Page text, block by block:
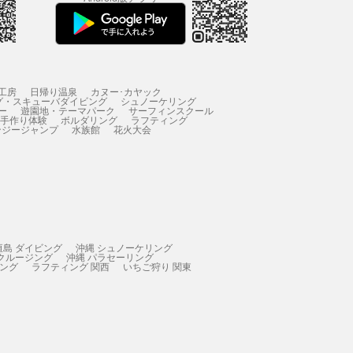
房 日帰り温泉 カヌー･カヤック
・スキューバダイビング シュノーケリング
遊園地・テーマパーク サーフィンスクール
作り体験 ボルダリング ラフティング
ージャンプ 水族館 花火大会
島 ダイビング 沖縄 シュノーケリング
ルージング 沖縄 パラセーリング
グ ラフティング 関西 いちご狩り 関東